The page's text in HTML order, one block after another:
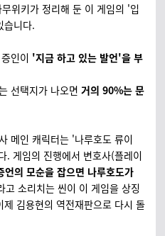
무위키가 정리해 둔 이 게임의 '입
습니다.
인이 '지금 하고 있는 발언'을 부
선택지가 나오면 거의 90%는 문
메인 캐릭터는 '나루호도 류이
게임의 진행에서 변호사(플레이
언의 모순을 잡으면 나루호도가
고 소리치는 씬이 이 게임을 상징
김용현의 역전재판으로 다시 돌